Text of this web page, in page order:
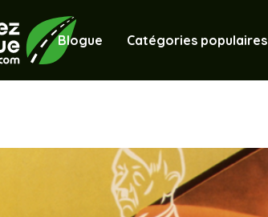
Blogue Catégories populaires